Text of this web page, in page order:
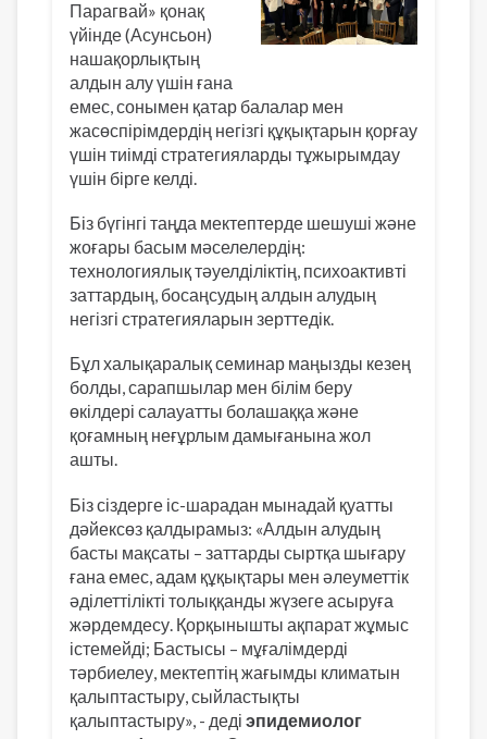
Парагвай» қонақ
үйінде (Асунсьон)
нашақорлықтың
алдын алу үшін ғана
емес, сонымен қатар балалар мен
жасөспірімдердің негізгі құқықтарын қорғау
үшін тиімді стратегияларды тұжырымдау
үшін бірге келді.
Біз бүгінгі таңда мектептерде шешуші және
жоғары басым мәселелердің:
технологиялық тәуелділіктің, психоактивті
заттардың, босаңсудың алдын алудың
негізгі стратегияларын зерттедік.
Бұл халықаралық семинар маңызды кезең
болды, сарапшылар мен білім беру
өкілдері салауатты болашаққа және
қоғамның неғұрлым дамығанына жол
ашты.
Біз сіздерге іс-шарадан мынадай қуатты
дәйексөз қалдырамыз: «Алдын алудың
басты мақсаты – заттарды сыртқа шығару
ғана емес, адам құқықтары мен әлеуметтік
әділеттілікті толыққанды жүзеге асыруға
жәрдемдесу. Қорқынышты ақпарат жұмыс
істемейді; Бастысы – мұғалімдерді
тәрбиелеу, мектептің жағымды климатын
қалыптастыру, сыйластықты
қалыптастыру», - деді эпидемиолог